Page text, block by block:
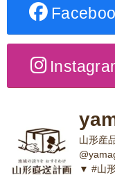
山形産
▼ #山